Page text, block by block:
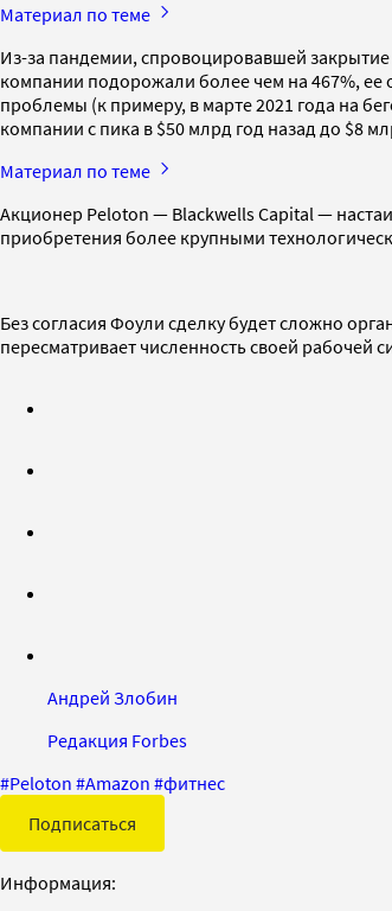
Материал по теме
Из-за пандемии, спровоцировавшей
компании подорожали более чем на 467%, ее
проблемы (к примеру, в марте 2021 года на
компании с пика в $50 млрд год назад до $8
Материал по теме
Акционер Peloton — Blackwells Capital —
приобретения более крупными
Без согласия Фоули сделку будет сложно
пересматривает численность своей рабочей
Андрей Злобин
Редакция Forbes
#Peloton #Amazon #фитнес
Подписаться
Информация: